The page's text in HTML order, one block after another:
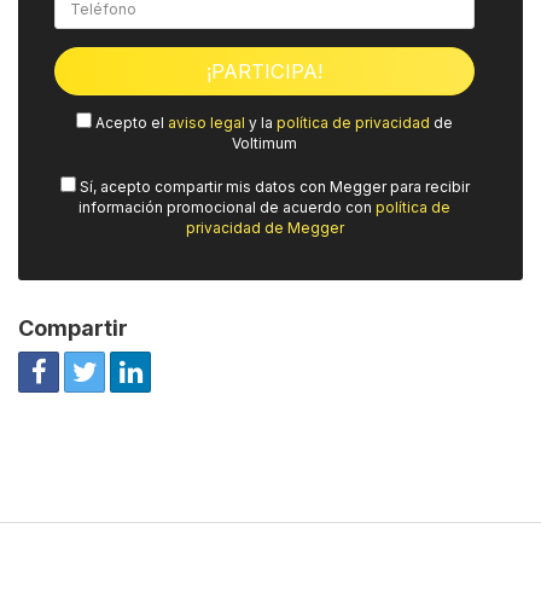
Acepto el aviso legal y la política de privacidad de
Voltimum
Sí, acepto compartir mis datos con Megger para recibir
información promocional de acuerdo con política de
privacidad de Megger
Compartir